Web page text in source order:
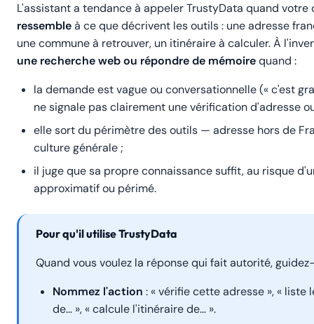
L'assistant a tendance à appeler TrustyData quand votre
ressembleà ce que décrivent les outils : une adresse
une commune à retrouver, un itinéraire à calculer. À
une recherche web ou répondre de mémoirequand :
la demande est vague ou conversationnelle (« c'est
ne signale pas clairement une vérification d'adresse
elle sort du périmètre des outils — adresse hors de
culture générale ;
il juge que sa propre connaissance suffit, au risque
approximatif ou périmé.
Pour qu'il utilise TrustyData
Quand vous voulez la réponse qui fait autorité,
Nommez l'action : «vérifiecette adresse », « liste
de… », «calcule l'itinérairede… ».